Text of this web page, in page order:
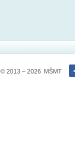
© 2013 – 2026 MŠMT